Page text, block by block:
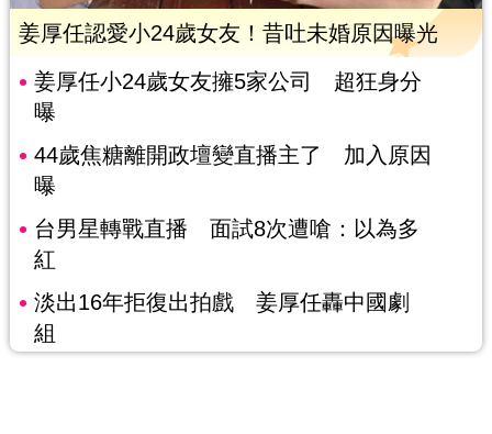
姜厚任認愛小24歲女友！昔吐未婚原因曝光
姜厚任小24歲女友擁5家公司 超狂身分
曝
44歲焦糖離開政壇變直播主了 加入原因
曝
台男星轉戰直播 面試8次遭嗆：以為多
紅
淡出16年拒復出拍戲 姜厚任轟中國劇
組